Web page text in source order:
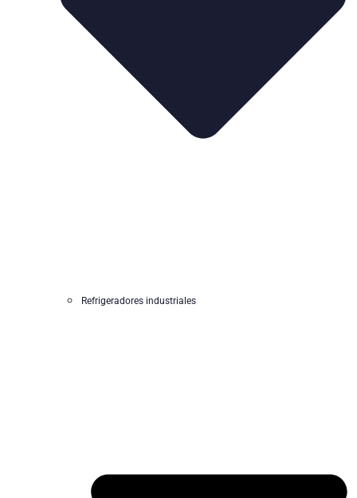
Refrigeradores industriales